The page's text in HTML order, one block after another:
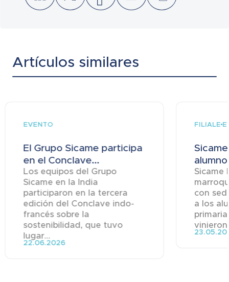
Artículos similares
EVENTO
El Grupo Sicame participa
en el Conclave...
Los equipos del Grupo
Sicame en la India
participaron en la tercera
edición del Conclave indo-
francés sobre la
sostenibilidad, que tuvo
lugar...
22.06.2026
FILIALE
Sicame
con
a los
vinieron